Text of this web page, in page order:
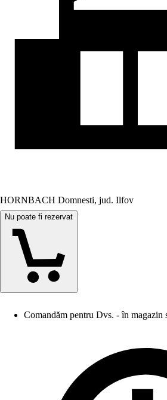
HORNBACH Domnesti, jud. Ilfov
Nu poate fi rezervat
Comandăm pentru Dvs. - în magazin